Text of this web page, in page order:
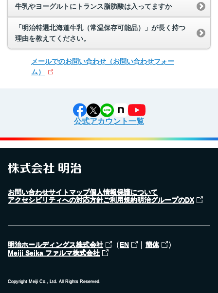
牛乳やヨーグルトにトランス脂肪酸は入ってますか
「明治特選北海道牛乳（常温保存可能品）」が長く持つ
理由を教えてください。
メールでのお問い合わせ （お問い合わせフォー
ム）
公式アカウント一覧
お問い合わせサイトマップ個人情報保護について
アクセシビリティへの対応方針ご利用規約明治グループのDX
明治ホールディングス株式会社 （EN ｜ 簡体 ）
Meiji Seika ファルマ株式会社
Copyright Meiji Co., Ltd. All Rights Reserved.